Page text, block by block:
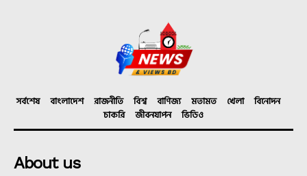
সর্বশেষ বাংলাদেশ রাজনীতি বিশ্ব বাণিজ্য মতামত খেলা
বিনোদন
চাকরি
জীবনযাপন ভিডিও
About us